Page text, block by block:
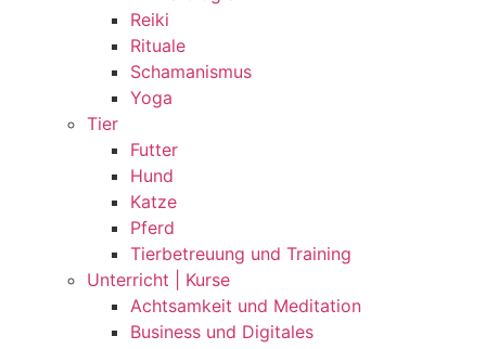
Reiki
Rituale
Schamanismus
Yoga
Tier
Futter
Hund
Katze
Pferd
Tierbetreuung und Training
Unterricht | Kurse
Achtsamkeit und Meditation
Business und Digitales